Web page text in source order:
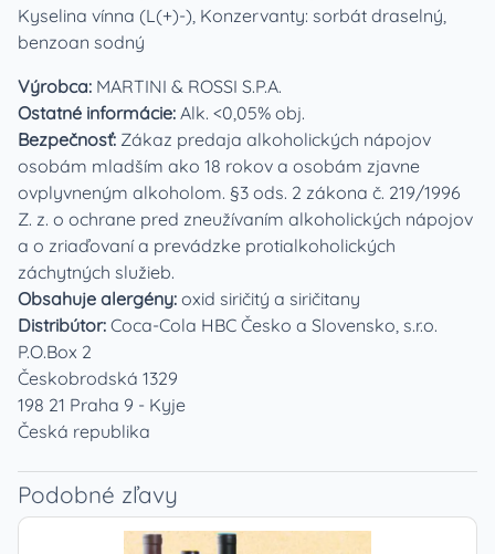
Kyselina vínna (L(+)-), Konzervanty: sorbát draselný,
benzoan sodný
Výrobca: MARTINI & ROSSI S.P.A.
Ostatné informácie: Alk. <0,05% obj.
Bezpečnosť: Zákaz predaja alkoholických nápojov
osobám mladším ako 18 rokov a osobám zjavne
ovplyvneným alkoholom. §3 ods. 2 zákona č. 219/1996
Z. z. o ochrane pred zneužívaním alkoholických nápojov
a o zriaďovaní a prevádzke protialkoholických
záchytných služieb.
Obsahuje alergény: oxid siričitý a siričitany
Distribútor: Coca-Cola HBC Česko a Slovensko, s.r.o.
P.O.Box 2
Českobrodská 1329
198 21 Praha 9 - Kyje
Česká republika
Podobné zľavy